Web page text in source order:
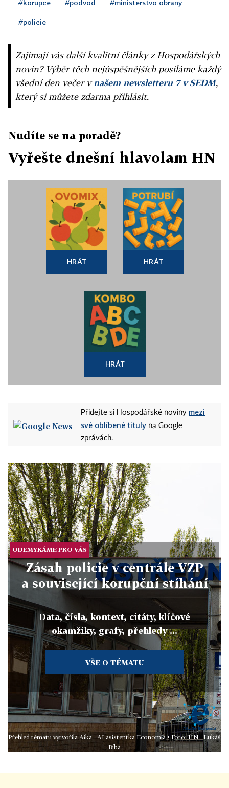
#korupce #podvod #ministerstvo obrany
#policie
Zajímají vás další kvalitní články z Hospodářských
novin? Výběr těch nejúspěšnějších posíláme každý
všední den večer vnašem newsletteru 7 v SEDM,
který si můžete zdarma přihlásit.
Nudíte se na poradě?
Vyřešte dnešní hlavolam HN
HRÁT HRÁT
HRÁT
Přidejte si Hospodářské noviny mezi
své oblíbené tituly na Google
zprávách.
ODEMYKÁME PRO VÁS
Zásah policie v centrále VZP
a související korupční stíhání
Data, čísla, kontext, citáty, klíčové
okamžiky, grafy, přehledy ...
VŠE O TÉMATU
Přehled tématu vytvořila Aika - AI asistentka Economia • Foto: HN - Lukáš
Bíba